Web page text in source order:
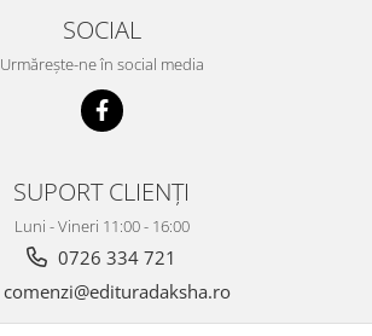
SOCIAL
Urmărește-ne în social media
SUPORT CLIENȚI
Luni - Vineri 11:00 - 16:00
0726 334 721
comenzi@edituradaksha.ro